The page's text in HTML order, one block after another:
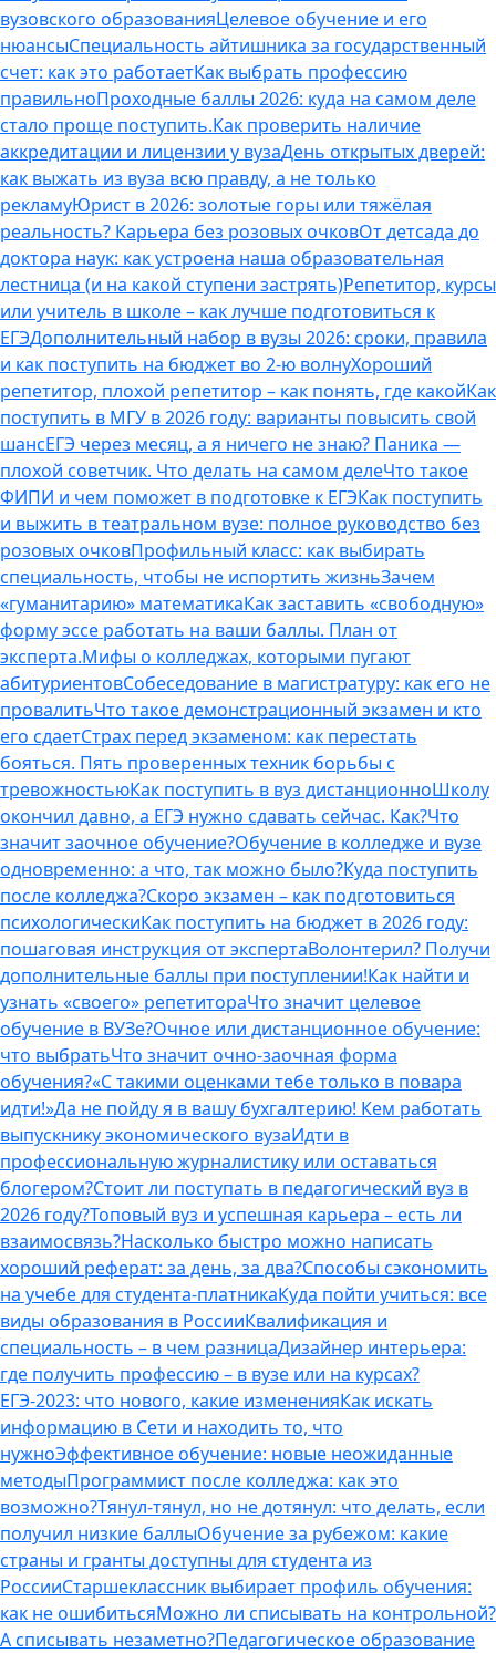
вузовского образованияЦелевое обучение и его
нюансыСпециальность айтишника за государственный
счет: как это работаетКак выбрать профессию
правильноПроходные баллы 2026: куда на самом деле
стало проще поступить.Как проверить наличие
аккредитации и лицензии у вузаДень открытых дверей:
как выжать из вуза всю правду, а не только
рекламуЮрист в 2026: золотые горы или тяжёлая
реальность? Карьера без розовых очковОт детсада до
доктора наук: как устроена наша образовательная
лестница (и на какой ступени застрять)Репетитор, курсы
или учитель в школе – как лучше подготовиться к
ЕГЭДополнительный набор в вузы 2026: сроки, правила
и как поступить на бюджет во 2‑ю волнуХороший
репетитор, плохой репетитор – как понять, где какойКак
поступить в МГУ в 2026 году: варианты повысить свой
шансЕГЭ через месяц, а я ничего не знаю? Паника —
плохой советчик. Что делать на самом делеЧто такое
ФИПИ и чем поможет в подготовке к ЕГЭКак поступить
и выжить в театральном вузе: полное руководство без
розовых очковПрофильный класс: как выбирать
специальность, чтобы не испортить жизньЗачем
«гуманитарию» математикаКак заставить «свободную»
форму эссе работать на ваши баллы. План от
эксперта.Мифы о колледжах, которыми пугают
абитуриентовСобеседование в магистратуру: как его не
провалитьЧто такое демонстрационный экзамен и кто
его сдаетСтрах перед экзаменом: как перестать
бояться. Пять проверенных техник борьбы с
тревожностьюКак поступить в вуз дистанционноШколу
окончил давно, а ЕГЭ нужно сдавать сейчас. Как?Что
значит заочное обучение?Обучение в колледже и вузе
одновременно: а что, так можно было?Куда поступить
после колледжа?Скоро экзамен – как подготовиться
психологическиКак поступить на бюджет в 2026 году:
пошаговая инструкция от экспертаВолонтерил? Получи
дополнительные баллы при поступлении!Как найти и
узнать «своего» репетитораЧто значит целевое
обучение в ВУЗе?Очное или дистанционное обучение:
что выбратьЧто значит очно-заочная форма
обучения?«С такими оценками тебе только в повара
идти!»Да не пойду я в вашу бухгалтерию! Кем работать
выпускнику экономического вузаИдти в
профессиональную журналистику или оставаться
блогером?Стоит ли поступать в педагогический вуз в
2026 году?Топовый вуз и успешная карьера – есть ли
взаимосвязь?Насколько быстро можно написать
хороший реферат: за день, за два?Способы сэкономить
на учебе для студента-платникаКуда пойти учиться: все
виды образования в РоссииКвалификация и
специальность – в чем разницаДизайнер интерьера:
где получить профессию – в вузе или на курсах?
ЕГЭ-2023: что нового, какие измененияКак искать
информацию в Сети и находить то, что
нужноЭффективное обучение: новые неожиданные
методыПрограммист после колледжа: как это
возможно?Тянул-тянул, но не дотянул: что делать, если
получил низкие баллыОбучение за рубежом: какие
страны и гранты доступны для студента из
РоссииСтаршеклассник выбирает профиль обучения:
как не ошибитьсяМожно ли списывать на контрольной?
А списывать незаметно?Педагогическое образование